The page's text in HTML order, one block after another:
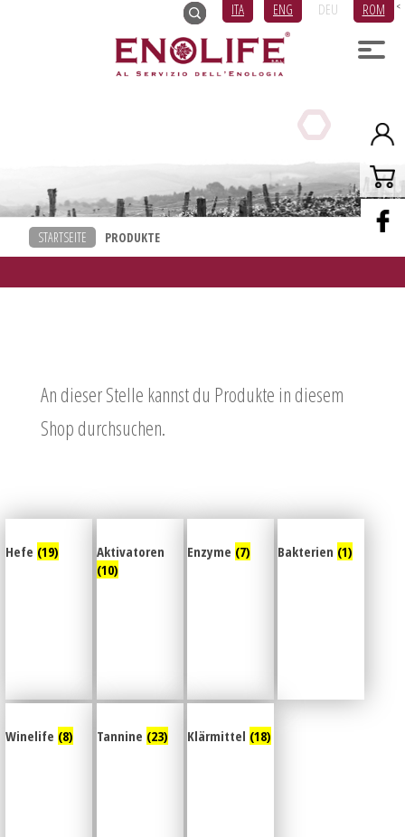
ITA ENG DEU ROM <
STARTSEITE PRODUKTE
An dieser Stelle kannst du Produkte in diesem
Shop durchsuchen.
Hefe (19)
Aktivatoren
(10)
Enzyme (7) Bakterien (1)
Winelife (8) Tannine (23) Klärmittel (18)